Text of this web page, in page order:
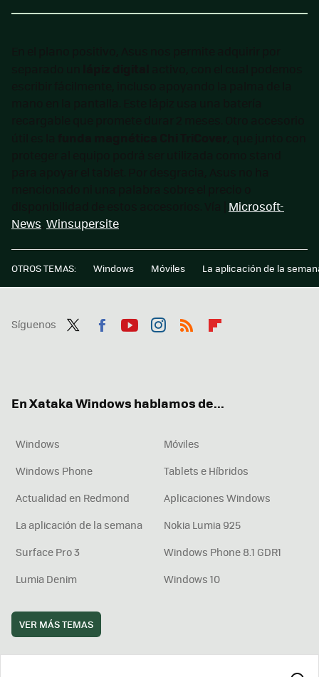
Microsoft-
News Winsupersite
OTROS TEMAS: Windows Móviles La aplicación de la
Síguenos
En Xataka Windows hablamos de...
Windows
Móviles
Windows Phone
Tablets e Híbridos
Actualidad en Redmond
Aplicaciones Windows
La aplicación de la semana
Nokia Lumia 925
Surface Pro 3
Windows Phone 8.1 GDR1
Lumia Denim
Windows 10
VER MÁS TEMAS